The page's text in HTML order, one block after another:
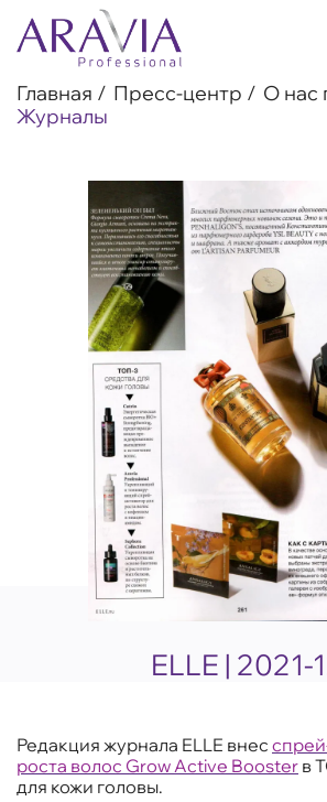
Главная Пресс-центр
О нас
Журналы
ELLE | 2021-
Редакция журнала ELLE внес
роста волос Grow Active Booster в
для кожи головы.